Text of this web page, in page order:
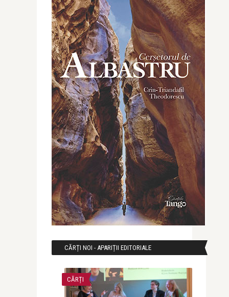
CĂRȚI NOI - APARIȚII EDITORIALE
CĂRȚI